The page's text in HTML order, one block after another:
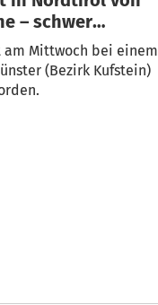
– schwer
am Mittwoch bei einem
(Bezirk Kufstein)